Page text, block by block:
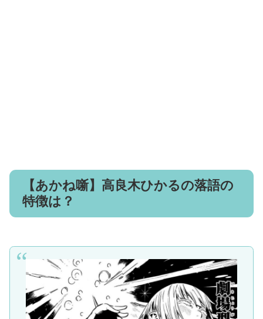
【あかね噺】高良木ひかるの落語の
特徴は？